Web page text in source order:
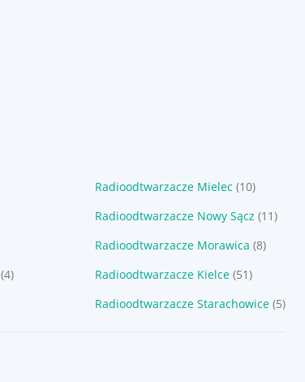
Radioodtwarzacze Mielec (10)
Radioodtwarzacze Nowy Sącz (11)
Radioodtwarzacze Morawica (8)
(4) Radioodtwarzacze Kielce (51)
Radioodtwarzacze Starachowice (5)